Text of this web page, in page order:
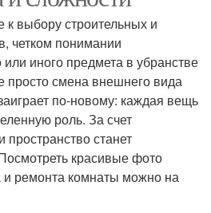
выбору строительных и
четком понимании
иного предмета в убранстве
просто смена внешнего вида
по-новому: каждая вещь
роль. За счет
станет
красивые фото
и ремонта комнаты можно на